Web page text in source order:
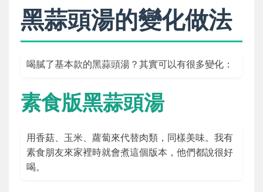
黑蒜頭湯的變化做法
喝膩了基本款的黑蒜頭湯？其實可以有很多變化：
素食版黑蒜頭湯
用香菇、玉米、蘿蔔來代替肉類，同樣美味。我有
素食朋友來家裡時就會煮這個版本，他們都說很好
喝。